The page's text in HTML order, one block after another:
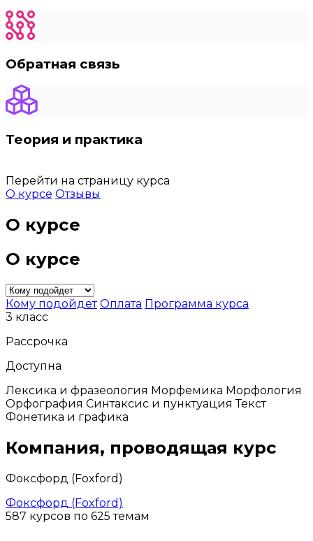
Обратная связь
Теория и практика
Перейти на страницу курса
О курсе Отзывы
О курсе
О курсе
Кому подойдет Оплата Программа курса
3 класс
Рассрочка
Доступна
Лексика и фразеология Морфемика Морфология
Орфография Синтаксис и пунктуация Текст
Фонетика и графика
Компания, проводящая курс
Фоксфорд (Foxford)
Фоксфорд (Foxford)
587 курсов по 625 темам